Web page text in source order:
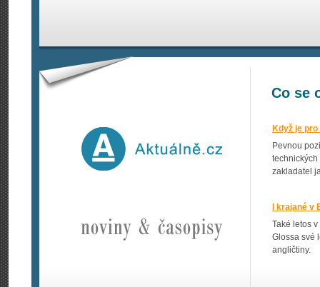
Co se
Když je
Pevnou
technických
zakladatel
I krajané
Také letos
Glossa své
angličtiny.